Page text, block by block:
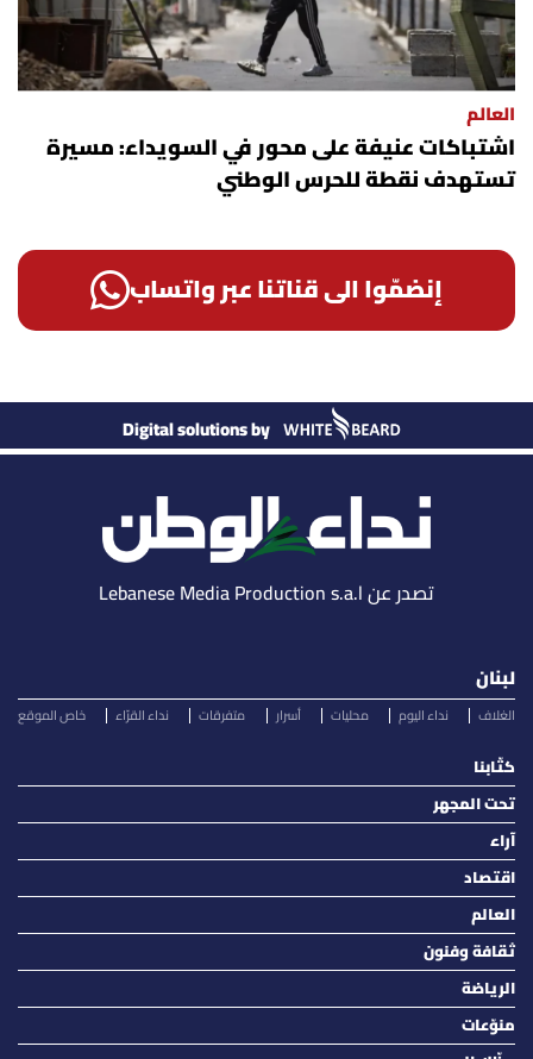
العالم
اشتباكات عنيفة على محور في السويداء: مسيرة
تستهدف نقطة للحرس الوطني
إنضمّوا الى قناتنا عبر واتساب
Digital solutions by
تصدر عن Lebanese Media Production s.a.l
لبنان
الغلاف نداء اليوم محليات أسرار متفرقات نداء القرّاء خاص الموقع
كتّابنا
تحت المجهر
آراء
اقتصاد
العالم
ثقافة وفنون
الرياضة
منوّعات